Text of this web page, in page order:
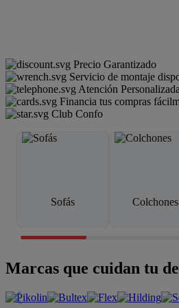
Precio Garantizado
Servicio de montaje
Atención Personalizada
Financia tus compras
Club Confo
Sofás Colchones
Marcas que cuidan tu